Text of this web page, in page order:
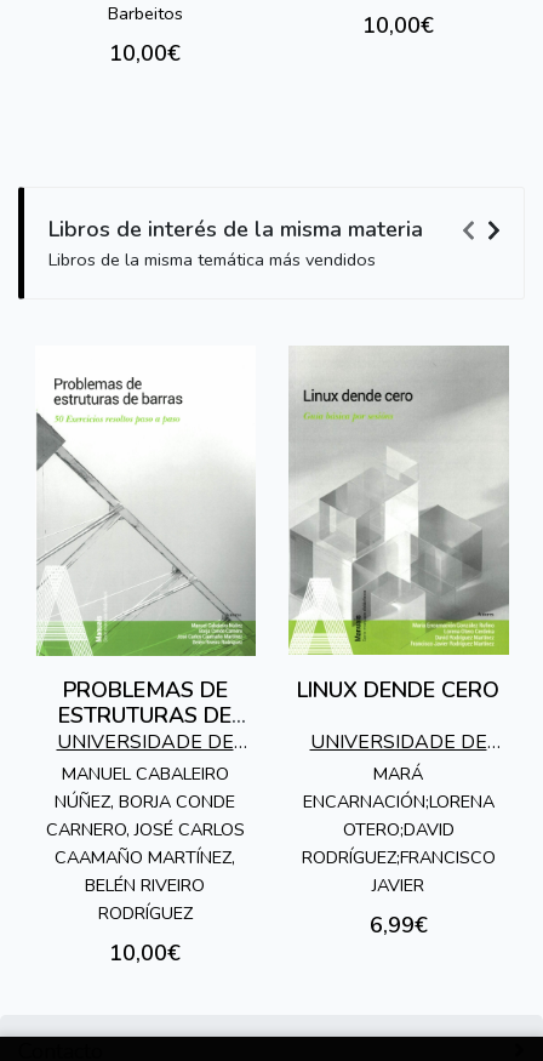
Barbeitos
10,00€
10,00€
Libros de interés de la misma materia
Libros de la misma temática más vendidos
PROBLEMAS DE
ESTRUTURAS DE
BARRAS
UNIVERSIDADE DE
VIGO
MANUEL CABALEIRO
NÚÑEZ, BORJA CONDE
CARNERO, JOSÉ CARLOS
CAAMAÑO MARTÍNEZ,
BELÉN RIVEIRO
RODRÍGUEZ
10,00€
LINUX DENDE CERO
UNIVERSIDADE DE
VIGO
MARÁ
ENCARNACIÓN;LORENA
OTERO;DAVID
RODRÍGUEZ;FRANCISCO
JAVIER
6,99€